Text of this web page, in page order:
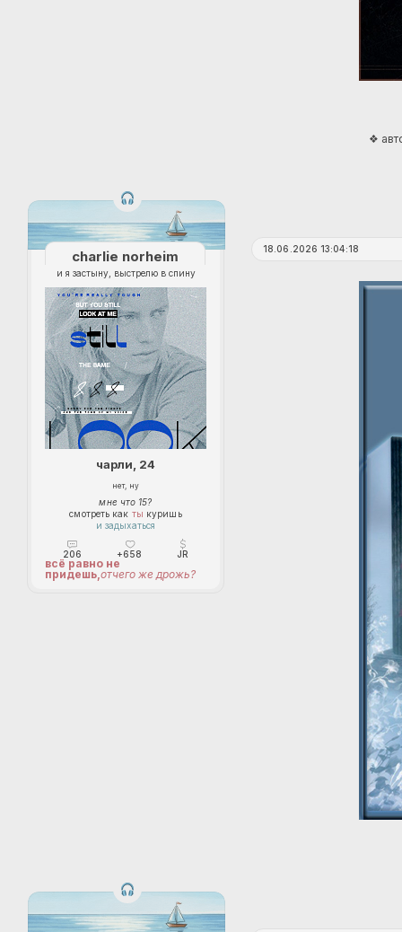
❖
18.06.2026 13:04:18
charlie norheim
и я застыну, выстрелю в спину
чарли, 24
нет, ну
мне что 15?
смотреть как ты куришь
и задыхаться
206 +658 JR
всё равно не
придешь, отчего же дрожь?